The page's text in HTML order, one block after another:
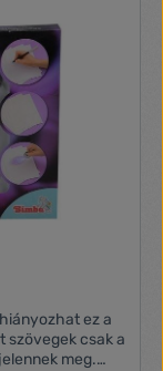
szövegek csak a
meg.